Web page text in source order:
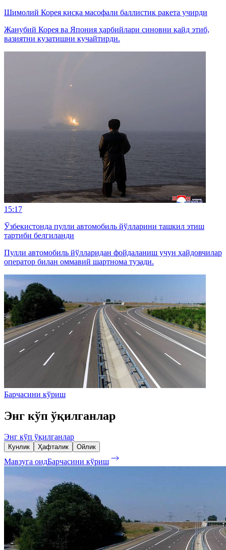
Шимолий Корея қисқа масофали баллистик ракета учирди
Жанубий Корея ва Япония ҳарбийлари синовни қайд этиб,
вазиятни кузатишни кучайтирди.
15:17
Ўзбекистонда пулли автомобиль йўлларини ташкил этиш
тартиби белгиланди
Пулли автомобиль йўлларидан фойдаланиш учун ҳайдовчилар
оператор билан оммавий шартнома тузади.
Барчасини кўриш
Энг кўп ўқилганлар
Энг кўп ўқилганлар
Кунлик Ҳафталик Ойлик
Мавзуга оидБарчасини кўриш